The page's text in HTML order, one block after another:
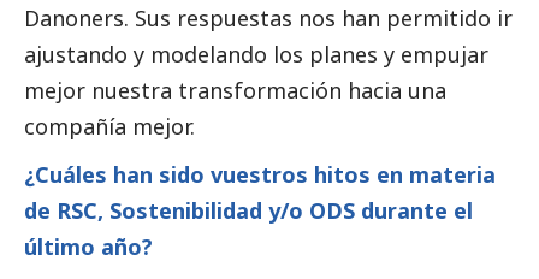
Danoners. Sus respuestas nos han permitido ir
ajustando y modelando los planes y empujar
mejor nuestra transformación hacia una
compañía mejor.
¿Cuáles han sido vuestros hitos en materia
de RSC, Sostenibilidad y/o ODS durante el
último año?